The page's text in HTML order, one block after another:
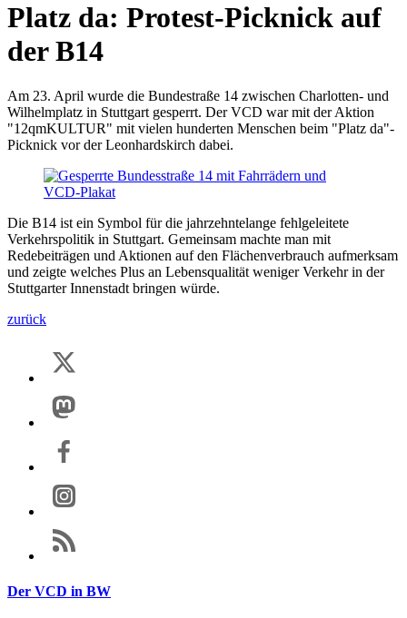
Platz da: Protest-Picknick auf
der B14
Am 23. April wurde die Bundestraße 14 zwischen Charlotten- und
Wilhelmplatz in Stuttgart gesperrt. Der VCD war mit der Aktion
"12qmKULTUR" mit vielen hunderten Menschen beim "Platz da"-
Picknick vor der Leonhardskirch dabei.
Die B14 ist ein Symbol für die jahrzehntelange fehlgeleitete
Verkehrspolitik in Stuttgart. Gemeinsam machte man mit
Redebeiträgen und Aktionen auf den Flächenverbrauch aufmerksam
und zeigte welches Plus an Lebensqualität weniger Verkehr in der
Stuttgarter Innenstadt bringen würde.
zurück
Der VCD in BW